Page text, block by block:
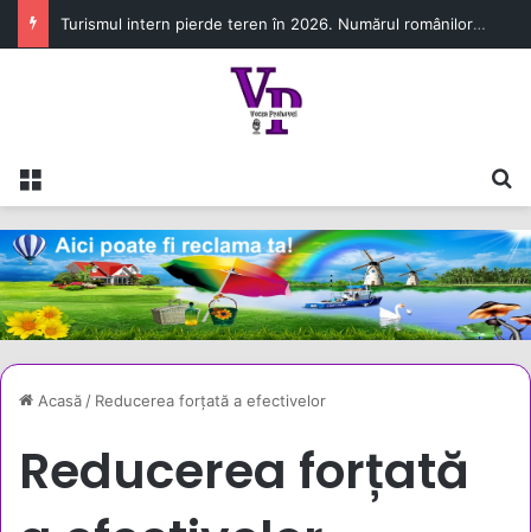
Turismul intern pierde teren în 2026. Numărul românilor cazați în unitățile turistice a scăzut cu 6,8% în primul semestru
Meniu
Acasă/ Reducerea forțată a efectivelor
Reducerea forțată